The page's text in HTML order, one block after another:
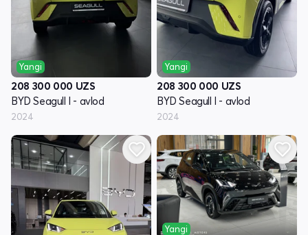
Yangi
208 300 000 UZS
BYD Seagull I - avlod
2024
Yangi
208 300 000 UZS
BYD Seagull I - avlod
2024
Yangi